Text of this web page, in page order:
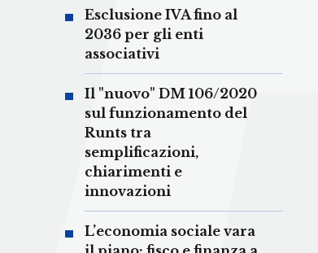
Esclusione IVA fino al
2036 per gli enti
associativi
Il "nuovo" DM 106/2020
sul funzionamento del
Runts tra
semplificazioni,
chiarimenti e
innovazioni
L’economia sociale vara